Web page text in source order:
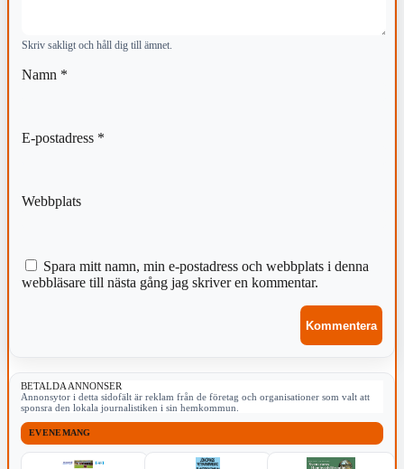
Skriv sakligt och håll dig till ämnet.
Namn *
E-postadress *
Webbplats
Spara mitt namn, min e-postadress och webbplats i denna
webbläsare till nästa gång jag skriver en kommentar.
BETALDA ANNONSER
Annonsytor i detta sidofält är reklam från de företag och organisationer som valt att
sponsra den lokala journalistiken i sin hemkommun.
EVENEMANG